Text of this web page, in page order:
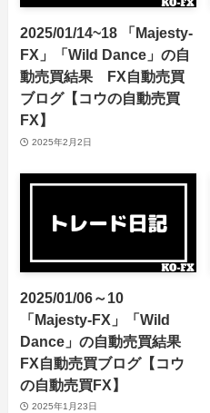
2025/01/14~18 「Majesty-
FX」「Wild Dance」の自
動売買結果 FX自動売買
ブログ【コウの自動売買
FX】
2025年2月2日
2025/01/06～10
「Majesty-FX」「Wild
Dance」の自動売買結果
FX自動売買ブログ【コウ
の自動売買FX】
2025年1月23日